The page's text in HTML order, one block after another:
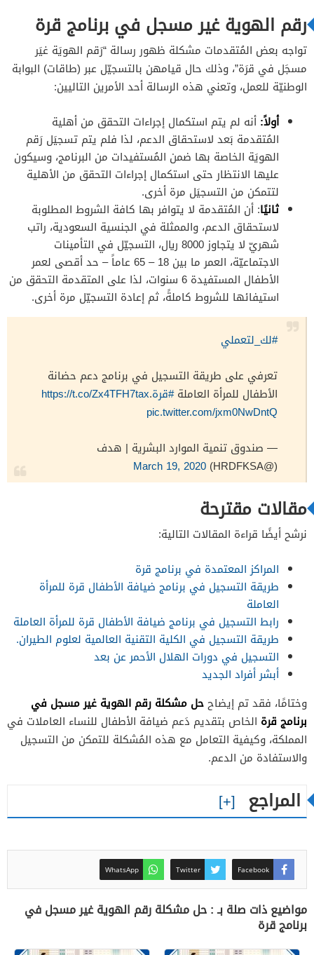
رقم الهوية غير مسجل في برنامج قرة
تواجه بعض المُتقدمات مشكلة ظهور رسالة “رَقم الهويَة غيَر
مسجَل في قرَة”، وذلك حال قيامهن بالتسجيّل عبر (طاقات) البوابة
الوطنيّة للعمل، وتعني هذه الرسالة أحد الأمرين التاليين:
أولاً: أنه لم يتم استكمال إجراءات التحقق من أهلية
المُتقدمة بَعد لاستحقاق الدعم، لذا فلم يتم تسجيَل رَقم
الهويَة الخاصة بها ضمن المُستفيدات من البرنامج، وسيكون
عليها الانتظار حتى استكمال إجراءات التحقق من الأهلية
لتتمكن من التسجيَل مرة أخرى.
ثانيًا: أن المُتقدمة لا يتوافر بها كافة الشروط المطلوبة
لاستحقاق الدعم، والممثلة في الجنسية السعودية، راتب
شهريّ لا يتجاوز 8000 ريال، التسجيّل في التأمينات
الاجتماعيّة، العمر ما بين 18 – 65 عاماً – حد أقصى لعمر
الأطفال المستفيدة 6 سنوات، لذا على المتقدمة التحقق من
استيفائها للشروط كاملةً، ثم إعادة التسجيّل مرة أخرى.
#لك_لتعملي
تعرفي على طريقة التسجيل في برنامج دعم حضانة
الأطفال للمرأة العاملة#قرة.
https://t.co/Zx4TFH7tax
pic.twitter.com/jxm0NwDntQ
— صندوق تنمية الموارد البشرية | هدف
(@HRDFKSA)
March 19, 2020
مقالات مقترحة
نرشح أيضًا قراءة المقالات التالية:
المراكز المعتمدة في برنامج قرة
طريقة التسجيل في برنامج ضيافة الأطفال قرة للمرأة
العاملة
رابط التسجيل في برنامج ضيافة الأطفال قرة للمرأة العاملة
طريقة التسجيل في الكلية التقنية العالمية لعلوم الطيران.
التسجيل في دورات الهلال الأحمر عن بعد
أبشر أفراد الجديد
وختامًا، فقد تم إيضاححل مشكلة رقم الهوية غير مسجل في
برنامج قرة الخاص بتقديم دَعم ضيافة الأطفال للنساء العاملات في
المملكة، وكيفية التعامل مع هذه المُشكلة للتمكن من التسجيل
والاستفادة من الدعم.
المراجع
Facebook
Twitter
WhatsApp
مواضيع ذات صلة بـ : حل مشكلة رقم الهوية غير مسجل في
برنامج قرة